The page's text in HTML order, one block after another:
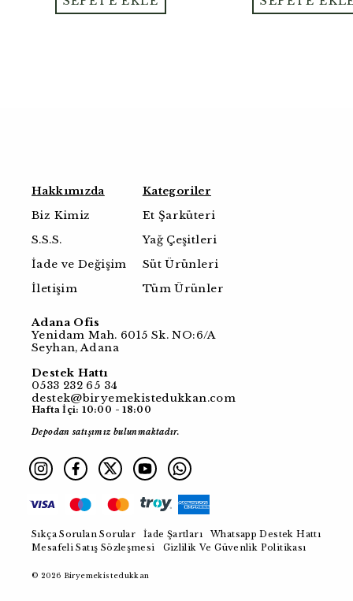
Hakkımızda
Biz Kimiz
S.S.S.
İade ve Değişim
İletişim
Kategoriler
Et Şarküteri
Yağ Çeşitleri
Süt Ürünleri
Tüm Ürünler
Adana Ofis
Yenidam Mah. 6015 Sk. NO:6/A
Seyhan, Adana
Destek Hattı
0533 232 65 34
destek@biryemekistedukkan.com
Hafta İçi: 10:00 - 18:00
Depodan satışımız bulunmaktadır.
© 2026 Biryemekistedukkan
Sıkça Sorulan Sorular İade Şartları
Whatsapp Destek Hattı
Mesafeli Satış Sözleşmesi
Gizlilik Ve Güvenlik Politikası